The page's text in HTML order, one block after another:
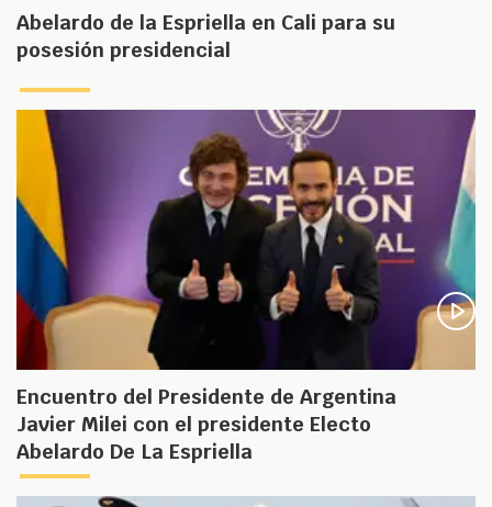
Abelardo de la Espriella en Cali para su
posesión presidencial
Encuentro del Presidente de Argentina
Javier Milei con el presidente Electo
Abelardo De La Espriella